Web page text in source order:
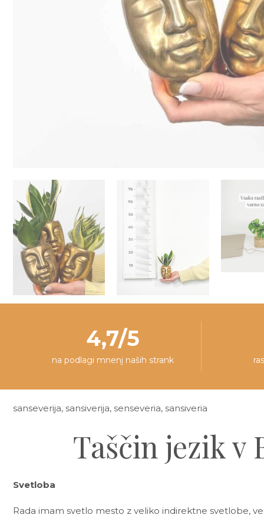
4,7/5
na podlagi mnenj naših strank
sanseverija, sansiverija, senseveria, sansiveria
Taščin jezik v
Svetloba
Rada imam svetlo mesto z veliko indirektne svetlobe,